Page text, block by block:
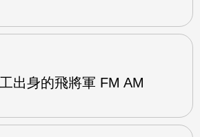
出身的飛將軍 FM AM